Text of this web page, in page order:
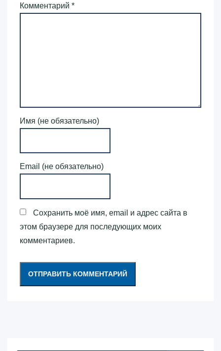
Комментарий *
Имя (не обязательно)
Email (не обязательно)
Сохранить моё имя, email и адрес сайта в
этом браузере для последующих моих
комментариев.